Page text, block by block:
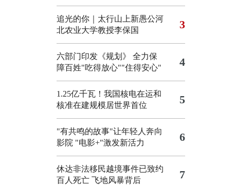
追光的你｜太行山上新愚公河
北农业大学教授李保国
3
六部门印发《规划》 全力保
障百姓"吃得放心""住得安心"
4
1.25亿千瓦！我国核电在运和
核准在建规模居世界首位
5
"有共鸣的故事"让年轻人奔向
影院 "电影+"激发新活力 6
休达非法移民越境事件已致约
百人死亡 飞地风暴背后 7